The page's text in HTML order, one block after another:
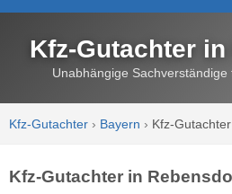
Kfz-Gutachter
Unabhängige
Kfz-Gutachter › Bayern › Kfz-
Kfz-Gutachter in